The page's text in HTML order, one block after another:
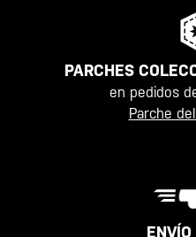
PARCHES
en pedidos
Parche
ENVÍO